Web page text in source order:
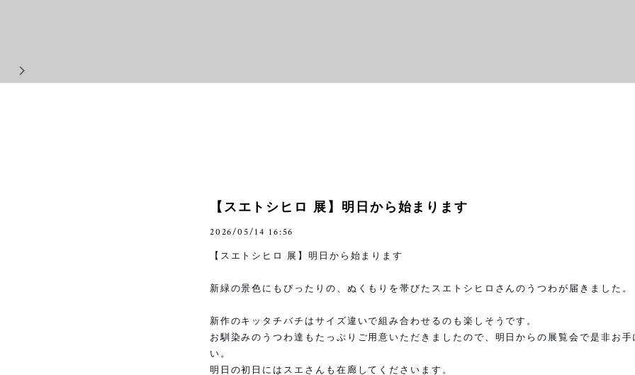
【スエトシヒロ 展】明日から始まります
2026/05/14 16:56
【スエトシヒロ 展】明日から始まります
新緑の景色にもぴったりの、ぬくもりを帯びたスエトシヒロさんのうつわが届きました。
新作のキッタチバチはサイズ違いで組み合わせるのも楽しそうです。
お馴染みのうつわ達もたっぷりご用意いただきましたので、明日からの展覧会で是非お手
い。
明日の初日にはスエさんも在廊してくださいます。